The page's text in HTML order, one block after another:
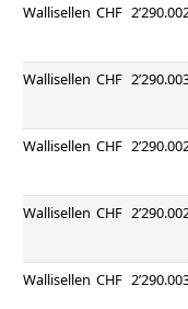
Wallisellen CHF 2’290.00
Wallisellen CHF 2’290.00
Wallisellen CHF 2’290.00
Wallisellen CHF 2’290.00
Wallisellen CHF 2’290.00